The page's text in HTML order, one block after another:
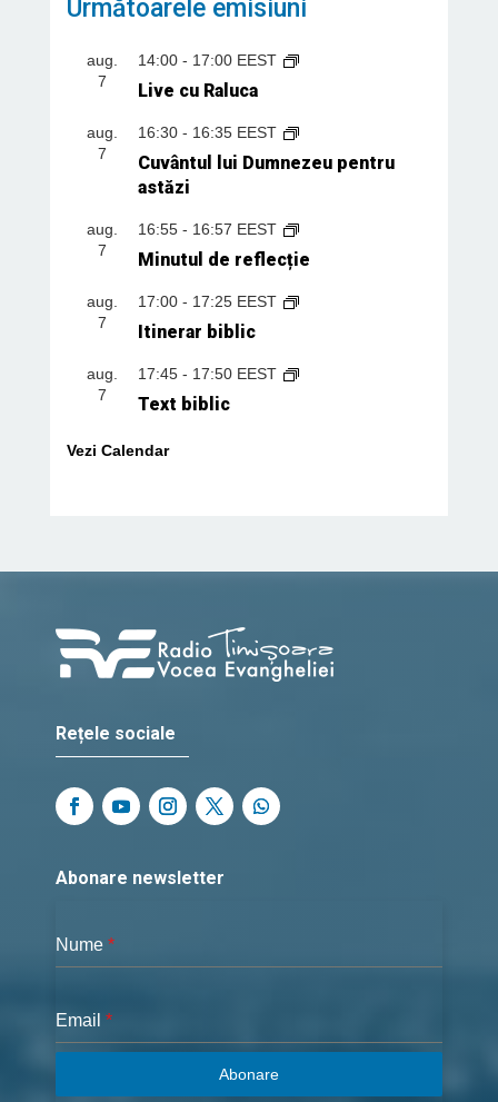
Următoarele emisiuni
aug.
7
14:00- 17:00 EEST
Live cu Raluca
aug.
7
16:30- 16:35 EEST
Cuvântul lui Dumnezeu pentru
astăzi
aug.
7
16:55- 16:57 EEST
Minutul de reflecție
aug.
7
17:00- 17:25 EEST
Itinerar biblic
aug.
7
17:45- 17:50 EEST
Text biblic
Vezi Calendar
Rețele sociale
Abonare newsletter
Nume *
Email *
Abonare